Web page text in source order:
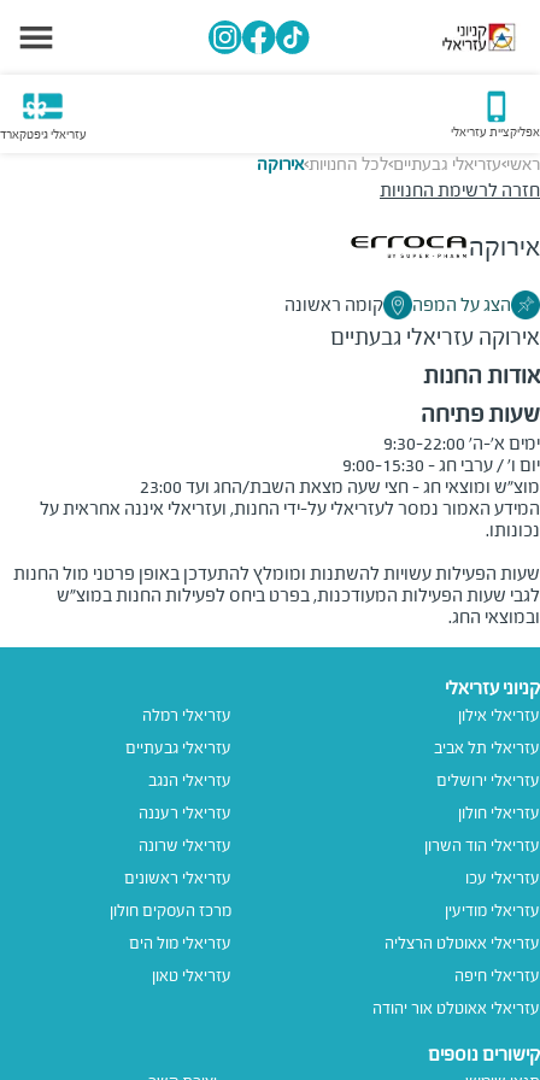
אפליקציית עזריאלי עזריאלי גיפטקארד
ראשי>עזריאלי גבעתיים>לכל החנויות>אירוקה
חזרה לרשימת החנויות
אירוקה
הצג על המפה קומה ראשונה
אירוקה עזריאלי גבעתיים
אודות החנות
שעות פתיחה
מוצ"ש ומוצאי חג - חצי שעה מצאת השבת/החג ועד 23:00
המידע האמור נמסר לעזריאלי על-ידי החנות, ועזריאלי איננה אחראית על
שעות הפעילות עשויות להשתנות ומומלץ להתעדכן באופן פרטני מול החנות
לגבי שעות הפעילות המעודכנות, בפרט ביחס לפעילות החנות במוצ"ש
ובמוצאי החג.
קניוני עזריאלי
עזריאלי אילון
עזריאלי תל אביב
עזריאלי ירושלים
עזריאלי חולון
עזריאלי הוד השרון
עזריאלי עכו
עזריאלי מודיעין
עזריאלי אאוטלט הרצליה
עזריאלי חיפה
עזריאלי אאוטלט אור יהודה
עזריאלי רמלה
עזריאלי גבעתיים
עזריאלי הנגב
עזריאלי רעננה
עזריאלי שרונה
עזריאלי ראשונים
מרכז העסקים חולון
עזריאלי מול הים
עזריאלי טאון
קישורים נוספים